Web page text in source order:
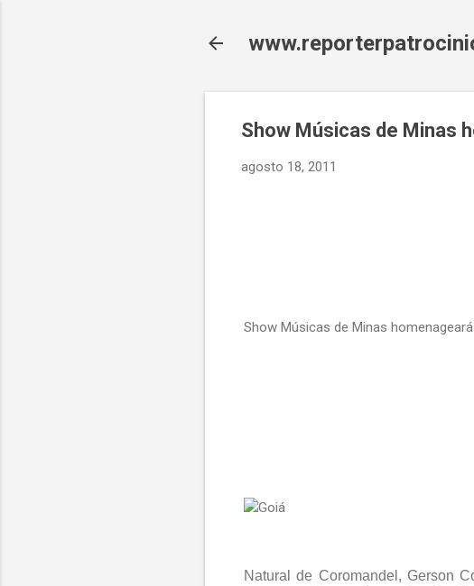
Show Músicas de Minas
agosto 18, 2011
Show Músicas de Minas
Natural de Coromandel, Gerson